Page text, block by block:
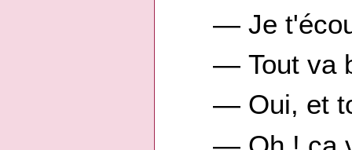
— Je
— Tout va
— Oui, et